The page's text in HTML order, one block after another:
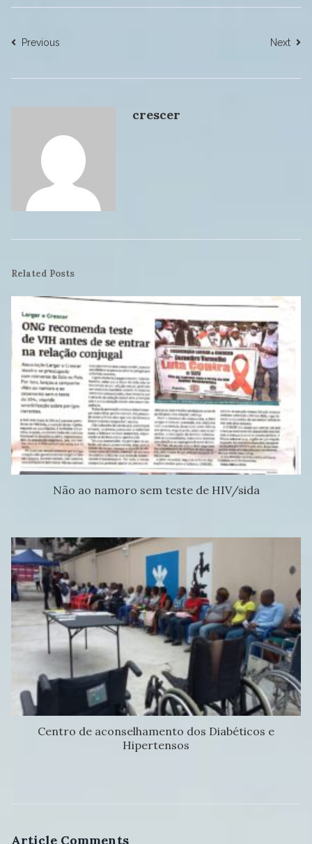
Previous Next
crescer
Related Posts
Não ao namoro sem teste de HIV/sida
Centro de aconselhamento dos Diabéticos e
Hipertensos
Article Comments